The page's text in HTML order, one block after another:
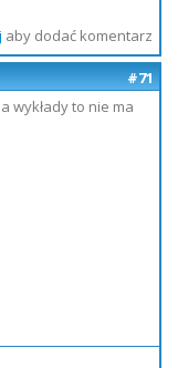
aby dodać komentarz
#71
wykłady to nie ma